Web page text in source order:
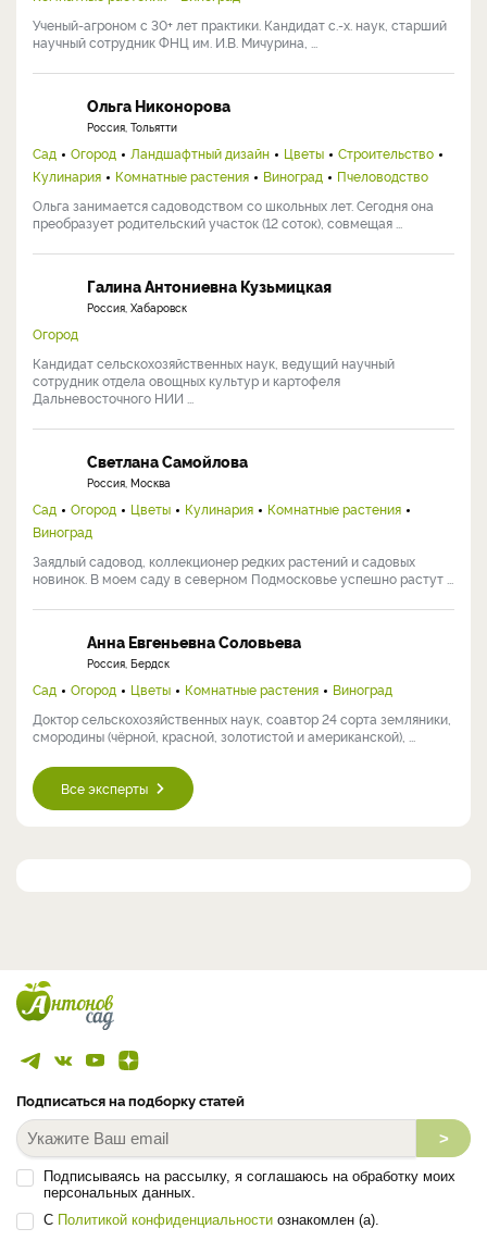
Ученый-агроном с 30+ лет практики. Кандидат с.-х. наук, старший
научный сотрудник ФНЦ им. И.В. Мичурина, ...
Ольга Никонорова
Россия, Тольятти
Сад Огород Ландшафтный дизайн Цветы
Строительство
Кулинария
Комнатные растения Виноград
Пчеловодство
Ольга занимается садоводством со школьных лет. Сегодня она
преобразует родительский участок (12 соток), совмещая ...
Галина Антониевна Кузьмицкая
Россия, Хабаровск
Огород
Кандидат сельскохозяйственных наук, ведущий научный
сотрудник отдела овощных культур и картофеля
Дальневосточного НИИ ...
Светлана Самойлова
Россия, Москва
Сад Огород Цветы Кулинария
Комнатные растения
Виноград
Заядлый садовод, коллекционер редких растений и садовых
новинок. В моем саду в северном Подмосковье успешно растут ...
Анна Евгеньевна Соловьева
Россия, Бердск
Сад Огород Цветы Комнатные растения
Виноград
Доктор сельскохозяйственных наук, соавтор 24 сорта земляники,
смородины (чёрной, красной, золотистой и американской), ...
Все эксперты
Подписаться на подборку статей
>
Подписываясь на рассылку, я соглашаюсь на обработку моих
персональных данных.
С Политикой конфиденциальности ознакомлен (а).